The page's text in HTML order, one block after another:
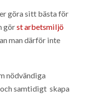
göra sitt bästa för
görst arbetsmiljö
man därför inte
nödvändiga
samtidigt skapa